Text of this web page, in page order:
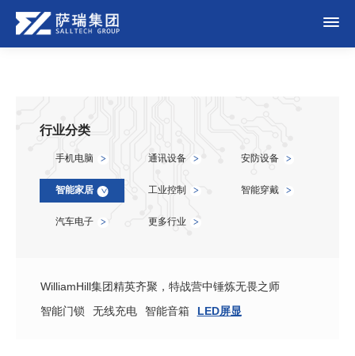
行业分类
手机电脑 > 通讯设备 > 安防设备 >
智能家居 > 工业控制 > 智能穿戴 >
汽车电子 > 更多行业 >
WilliamHill集团精英齐聚，特战营中锤炼无畏之师
智能门锁
无线充电 智能音箱 LED屏显